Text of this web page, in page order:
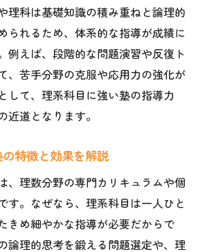
理科は基礎知識の積み重ねと論理的
られるため、体系的な指導が成績に
例えば、段階的な問題演習や反復ト
、苦手分野の克服や応用力の強化が
して、理系科目に強い塾の指導力
近道となります。
特徴と効果を解説
、理数分野の専門カリキュラムや個
す。なぜなら、理系科目は一人ひと
きめ細やかな指導が必要だからで
論理的思考を鍛える問題選定や、理